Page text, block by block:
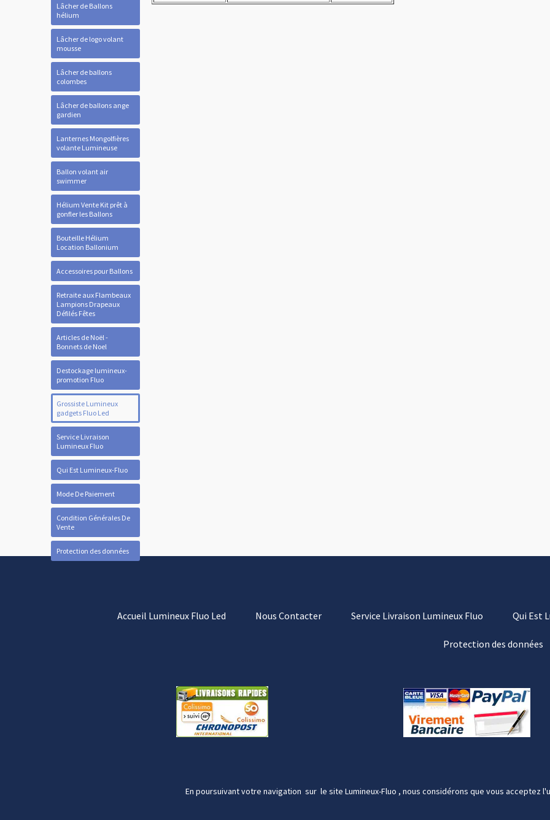
Lâcher de Ballons
hélium
Lâcher de logo volant
mousse
Lâcher de ballons
colombes
Lâcher de ballons ange
gardien
Lanternes Mongolfières
volante Lumineuse
Ballon volant air
swimmer
Hélium Vente Kit prêt à
gonfler les Ballons
Bouteille Hélium
Location Ballonium
Accessoires pour Ballons
Retraite aux Flambeaux
Lampions Drapeaux
Défilés Fêtes
Articles de Noël -
Bonnets de Noel
Destockage lumineux-
promotion Fluo
Grossiste Lumineux
gadgets Fluo Led
Service Livraison
Lumineux Fluo
Qui Est Lumineux-Fluo
Mode De Paiement
Condition Générales De
Vente
Protection des données
Accueil Lumineux Fluo Led Nous Contacter Service Livraison Lumineux Fluo Qui Est
Protection des données
En poursuivant votre navigation sur le site Lumineux-Fluo , nous considérons que vous acceptez